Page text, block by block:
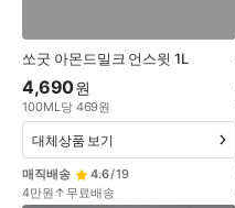
쏘굿 아몬드밀크 언스윗 1L
4,690원
100ML당 469원
매직배송 4.6/19
4만원↑무료배송
대체상품 보기